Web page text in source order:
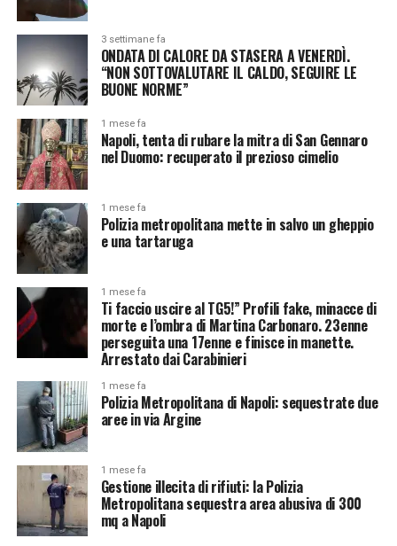
3 settimane fa
ONDATA DI CALORE DA STASERA A VENERDÌ.
“NON SOTTOVALUTARE IL CALDO, SEGUIRE LE
BUONE NORME”
1 mese fa
Napoli, tenta di rubare la mitra di San Gennaro
nel Duomo: recuperato il prezioso cimelio
1 mese fa
Polizia metropolitana mette in salvo un gheppio
e una tartaruga
1 mese fa
Ti faccio uscire al TG5!” Profili fake, minacce di
morte e l’ombra di Martina Carbonaro. 23enne
perseguita una 17enne e finisce in manette.
Arrestato dai Carabinieri
1 mese fa
Polizia Metropolitana di Napoli: sequestrate due
aree in via Argine
1 mese fa
Gestione illecita di rifiuti: la Polizia
Metropolitana sequestra area abusiva di 300
mq a Napoli